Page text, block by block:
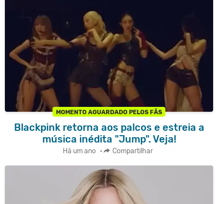
MOMENTO AGUARDADO PELOS FÃS
Blackpink retorna aos palcos e estreia a
música inédita "Jump". Veja!
Há um ano • Compartilhar